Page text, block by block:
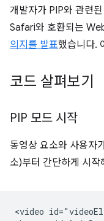
개발자가 PIP와 관련
Safari와 호환되는
의지를 발표했습니다.
코드 살펴보기
PIP 모드 시작
동영상 요소와 사용자
소)부터 간단하게 시작
<video